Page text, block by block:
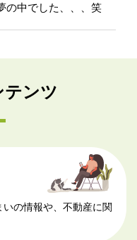
の中でした、、、笑
ンツ
の情報や、不動産に関